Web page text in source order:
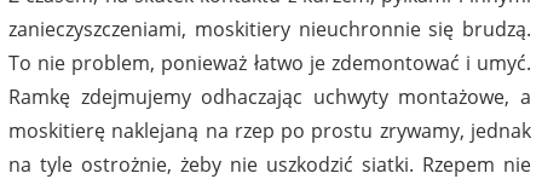
zanieczyszczeniami, moskitiery nieuchronnie się brudzą.
To nie problem, ponieważ łatwo je zdemontować i umyć.
Ramkę zdejmujemy odhaczając uchwyty montażowe, a
moskitierę naklejaną na rzep po prostu zrywamy, jednak
na tyle ostrożnie, żeby nie uszkodzić siatki. Rzepem nie